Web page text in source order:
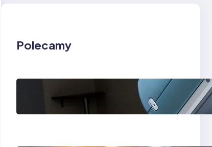
Polecamy
magnetyczny w
Lesznie i Zielonej